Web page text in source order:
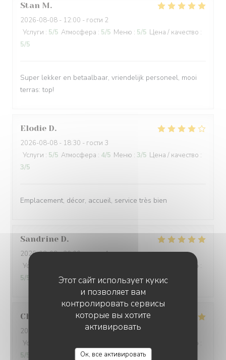
Этот сайт использует кукис
и позволяет вам
контролировать сервисы
которые вы хотите
активировать
Ок, все активировать
Stan M
2026-08-08 - 12:00 - гости 2
Услуги : 5/5 Атмосфера : 5/5 Меню : 5/5 Цена / качество :
5/5
Super lekker en betaalbaar, vriendelijk personeel, mooi
terras: top!
Elodie D
2026-08-08 - 18:30 - гости 3
Услуги : 5/5 Атмосфера : 4/5 Меню : 3/5 Цена / качество :
3/5
Emplacement, décor, accueil, service très bien
Sandrine D
2026-08-08- 20:00 - гости 4
Услуги
Цена / качество :
5/5
Christian
2026-08-09
- 12:30 - гости 2
Услуги
Цена / качество :
5/5
L'AILE ET LA CUISSE